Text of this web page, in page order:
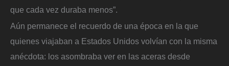
que cada vez duraba menos”.
Aún permanece el recuerdo de una época en la que
quienes viajaban a Estados Unidos volvían con la misma
anécdota: los asombraba ver en las aceras desde